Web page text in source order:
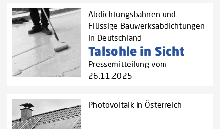
Abdichtungsbahnen und
Flüssige Bauwerksabdichtungen
in Deutschland
Talsohle in Sicht
Pressemitteilung vom
26.11.2025
Photovoltaik in Österreich